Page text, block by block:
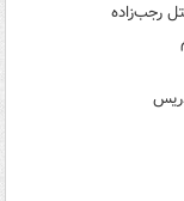
رجب‌زاده